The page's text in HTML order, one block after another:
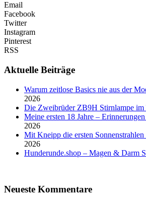
Email
Facebook
Twitter
Instagram
Pinterest
RSS
Aktuelle Beiträge
Warum zeitlose Basics nie aus der
2026
Die Zweibrüder ZB9H Stirnlampe im
Meine ersten 18 Jahre –
2026
Mit Kneipp die ersten Sonnenstrahlen
2026
Hunderunde.shop – Magen & Darm
Neueste Kommentare